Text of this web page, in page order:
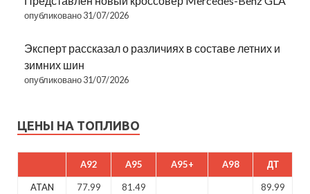
опубликовано 31/07/2026
Эксперт рассказал о различиях в составе летних и
зимних шин
опубликовано 31/07/2026
ЦЕНЫ НА ТОПЛИВО
A92 A95 A95+ A98 ДТ
ATAN 77.99 81.49
89.99